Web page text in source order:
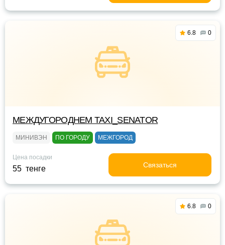
6.8 0
МЕЖДУГОРОДНЕМ TAXI_SENATOR
МИНИВЭН ПО ГОРОДУ МЕЖГОРОД
Цена посадки
55 тенге Связаться
6.8 0